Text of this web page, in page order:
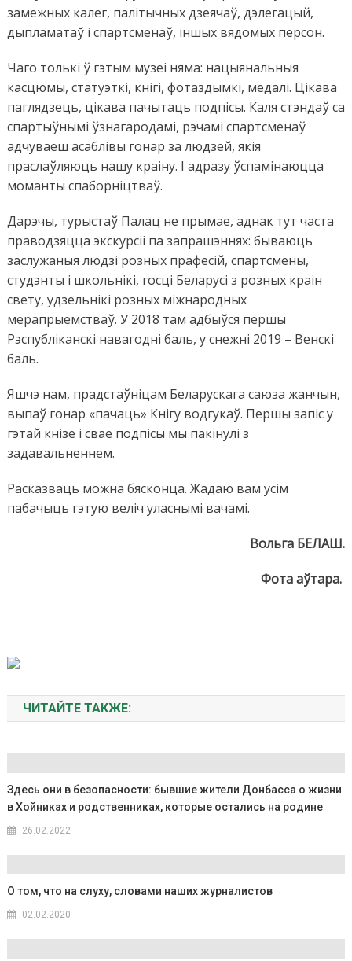
замежных калег, палітычных дзеячаў, дэлегацый,
дыпламатаў і спартсменаў, іншых вядомых персон.
Чаго толькі ў гэтым музеі няма: нацыянальныя
касцюмы, статуэткі, кнігі, фотаздымкі, медалі. Цікава
паглядзець, цікава пачытаць подпісы. Каля стэндаў са
спартыўнымі ўзнагародамі, рэчамі спартсменаў
адчуваеш асаблівы гонар за людзей, якія
праслаўляюць нашу краіну. І адразу ўспамінаюцца
моманты спаборніцтваў.
Дарэчы, турыстаў Палац не прымае, аднак тут часта
праводзяцца экскурсіі па запрашэннях: бываюць
заслужаныя людзі розных прафесій, спартсмены,
студэнты і школьнікі, госці Беларусі з розных краін
свету, удзельнікі розных міжнародных
мерапрыемстваў. У 2018 там адбыўся першы
Рэспубліканскі навагодні баль, у снежні 2019 – Венскі
баль.
Яшчэ нам, прадстаўніцам Беларускага саюза жанчын,
выпаў гонар «пачаць» Кнігу водгукаў. Першы запіс у
гэтай кнізе і свае подпісы мы пакінулі з
задавальненнем.
Расказваць можна бясконца. Жадаю вам усім
пабачыць гэтую веліч уласнымі вачамі.
Вольга БЕЛАШ.
Фота аўтара.
ЧИТАЙТЕ ТАКЖЕ:
Здесь они в безопасности: бывшие жители Донбасса о жизни
в Хойниках и родственниках, которые остались на родине
26.02.2022
О том, что на слуху, словами наших журналистов
02.02.2020